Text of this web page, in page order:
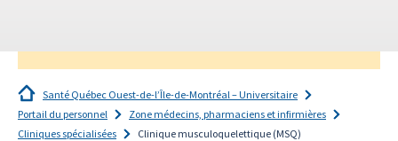
Santé Québec Ouest-de-l’Île-de-Montréal – Universitaire
Portail du personnel
Zone médecins, pharmaciens et infirmières
Cliniques spécialisées
Clinique musculoquelettique (MSQ)